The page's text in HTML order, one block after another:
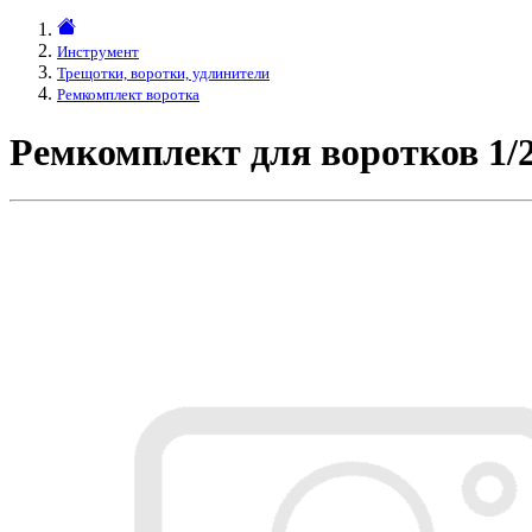
Инструмент
Трещотки, воротки, удлинители
Ремкомплект воротка
Ремкомплект для воротков